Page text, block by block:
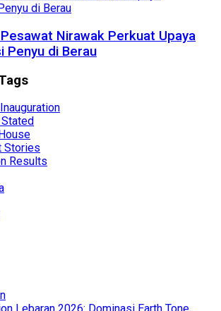
Nirawak Perkuat Upaya
Penyu di Berau
Stories
Results